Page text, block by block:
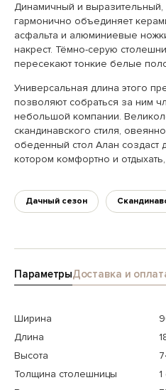
Динамичный и
гармонично объединяет
асфальта и алюминиевые
накрест. Тёмно-серую
пересекают тонкие белые
Универсальная длина этого
позволяют собраться за ним
небольшой компании.
скандинавского стиля,
обеденный стол Алан создаст
котором комфортно и отдыхать,
Дачный сезон
ПараметрыДоставка и
Ширина
Длина
Высота
Толщина столешницы